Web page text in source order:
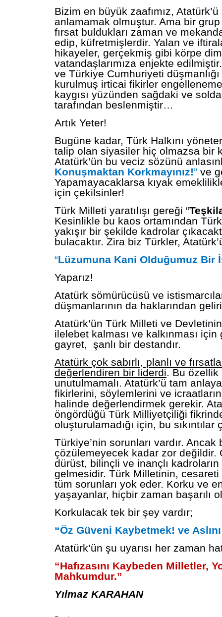
Bizim en büyük zaafımız,
anlamamak olmuştur. Ama bir
fırsat buldukları zaman ve
edip, küfretmişlerdir. Yalan ve
hikayeler, gerçekmiş gibi körpe
vatandaşlarımıza enjekte
ve Türkiye Cumhuriyeti
kurulmuş irticai fikirler
kaygısı yüzünden sağdaki ve
tarafından beslenmiştir…
Artık Yeter!
Bugüne kadar, Türk Halkını
talip olan siyasiler hiç olmazsa bir
Atatürk’ün bu veciz sözünü
Konuşmaktan Korkmayınız!” ve
Yapamayacaklarsa kıyak
için çekilsinler!
Türk Milleti yaratılışı gereği “
Kesinlikle bu kaos ortamından
yakışır bir şekilde kadrolar
bulacaktır. Zira biz Türkler,
“Lüzumuna Kani Olduğumuz Bir
Yaparız!
Atatürk sömürücüsü ve
düşmanlarının da haklarından
Atatürk’ün Türk Milleti ve Devletinin,
ilelebet kalması ve kalkınması
gayret, şanlı bir destandır.
Atatürk çok sabırlı, planlı ve
değerlendiren bir liderdi. Bu
unutulmamalı. Atatürk’ü tam
fikirlerini, söylemlerini ve
halinde değerlendirmek gerekir.
öngördüğü Türk Milliyetçiliği
oluşturulamadığı için, bu sıkıntılar
Türkiye’nin sorunları vardır. Ancak
çözülemeyecek kadar zor değildir.
dürüst, bilinçli ve inançlı kadroların
gelmesidir. Türk Milletinin, cesareti
tüm sorunları yok eder. Korku ve
yaşayanlar, hiçbir zaman başarılı
Korkulacak tek bir şey vardır;
“Öz Güveni Kaybetmek! ve
Atatürk’ün şu uyarısı her zaman
“Hafızasını Kaybeden Milletler,
Mahkumdur.”
Yılmaz KARAHAN